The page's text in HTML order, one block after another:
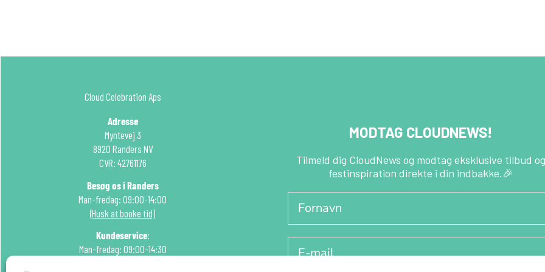
Cloud Celebration Aps
Adresse
Myntevej 3
8920 Randers NV
CVR: 42761176
Besøg os i Randers
Man-fredag: 09:00-14:00
(Husk at booke tid)
Kundeservice:
Man-fredag: 09:00-14:30
MODTAG CLOUDNEWS!
Tilmeld dig CloudNews og modtag eksklusive tilbud og
festinspiration direkte i din indbakke.🎉
Fornavn
E-mail